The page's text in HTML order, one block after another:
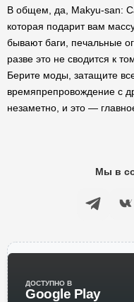
В общем, да, Makyu-san:
которая подарит вам
бывают баги, печальные
разве это не сводится к
Берите моды, затащите
времяпрепровождение с
незаметно, и это —
Мы в
ДОСТУПНО В
Google Play